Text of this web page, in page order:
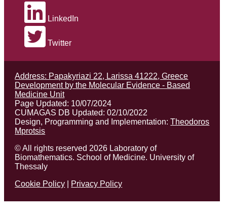
LinkedIn
Twitter
Address: Papakyriazi 22, Larissa 41222, Greece
Development by the Molecular Evidence - Based
Medicine Unit
Page Updated: 10/07/2024
CUMAGAS DB Updated: 02/10/2022
Design, Programming and Implementation:Theodoros
Mprotsis
© All rights reserved 2026 Laboratory of
Biomathematics. School of Medicine. University of
Thessaly
Cookie Policy
Privacy Policy